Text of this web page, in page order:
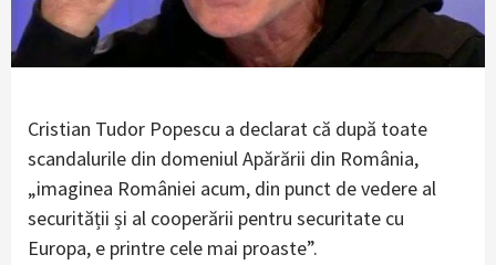
Cristian Tudor Popescu a declarat că după toate
scandalurile din domeniul Apărării din România,
„imaginea României acum, din punct de vedere al
securității și al cooperării pentru securitate cu
Europa, e printre cele mai proaste”.